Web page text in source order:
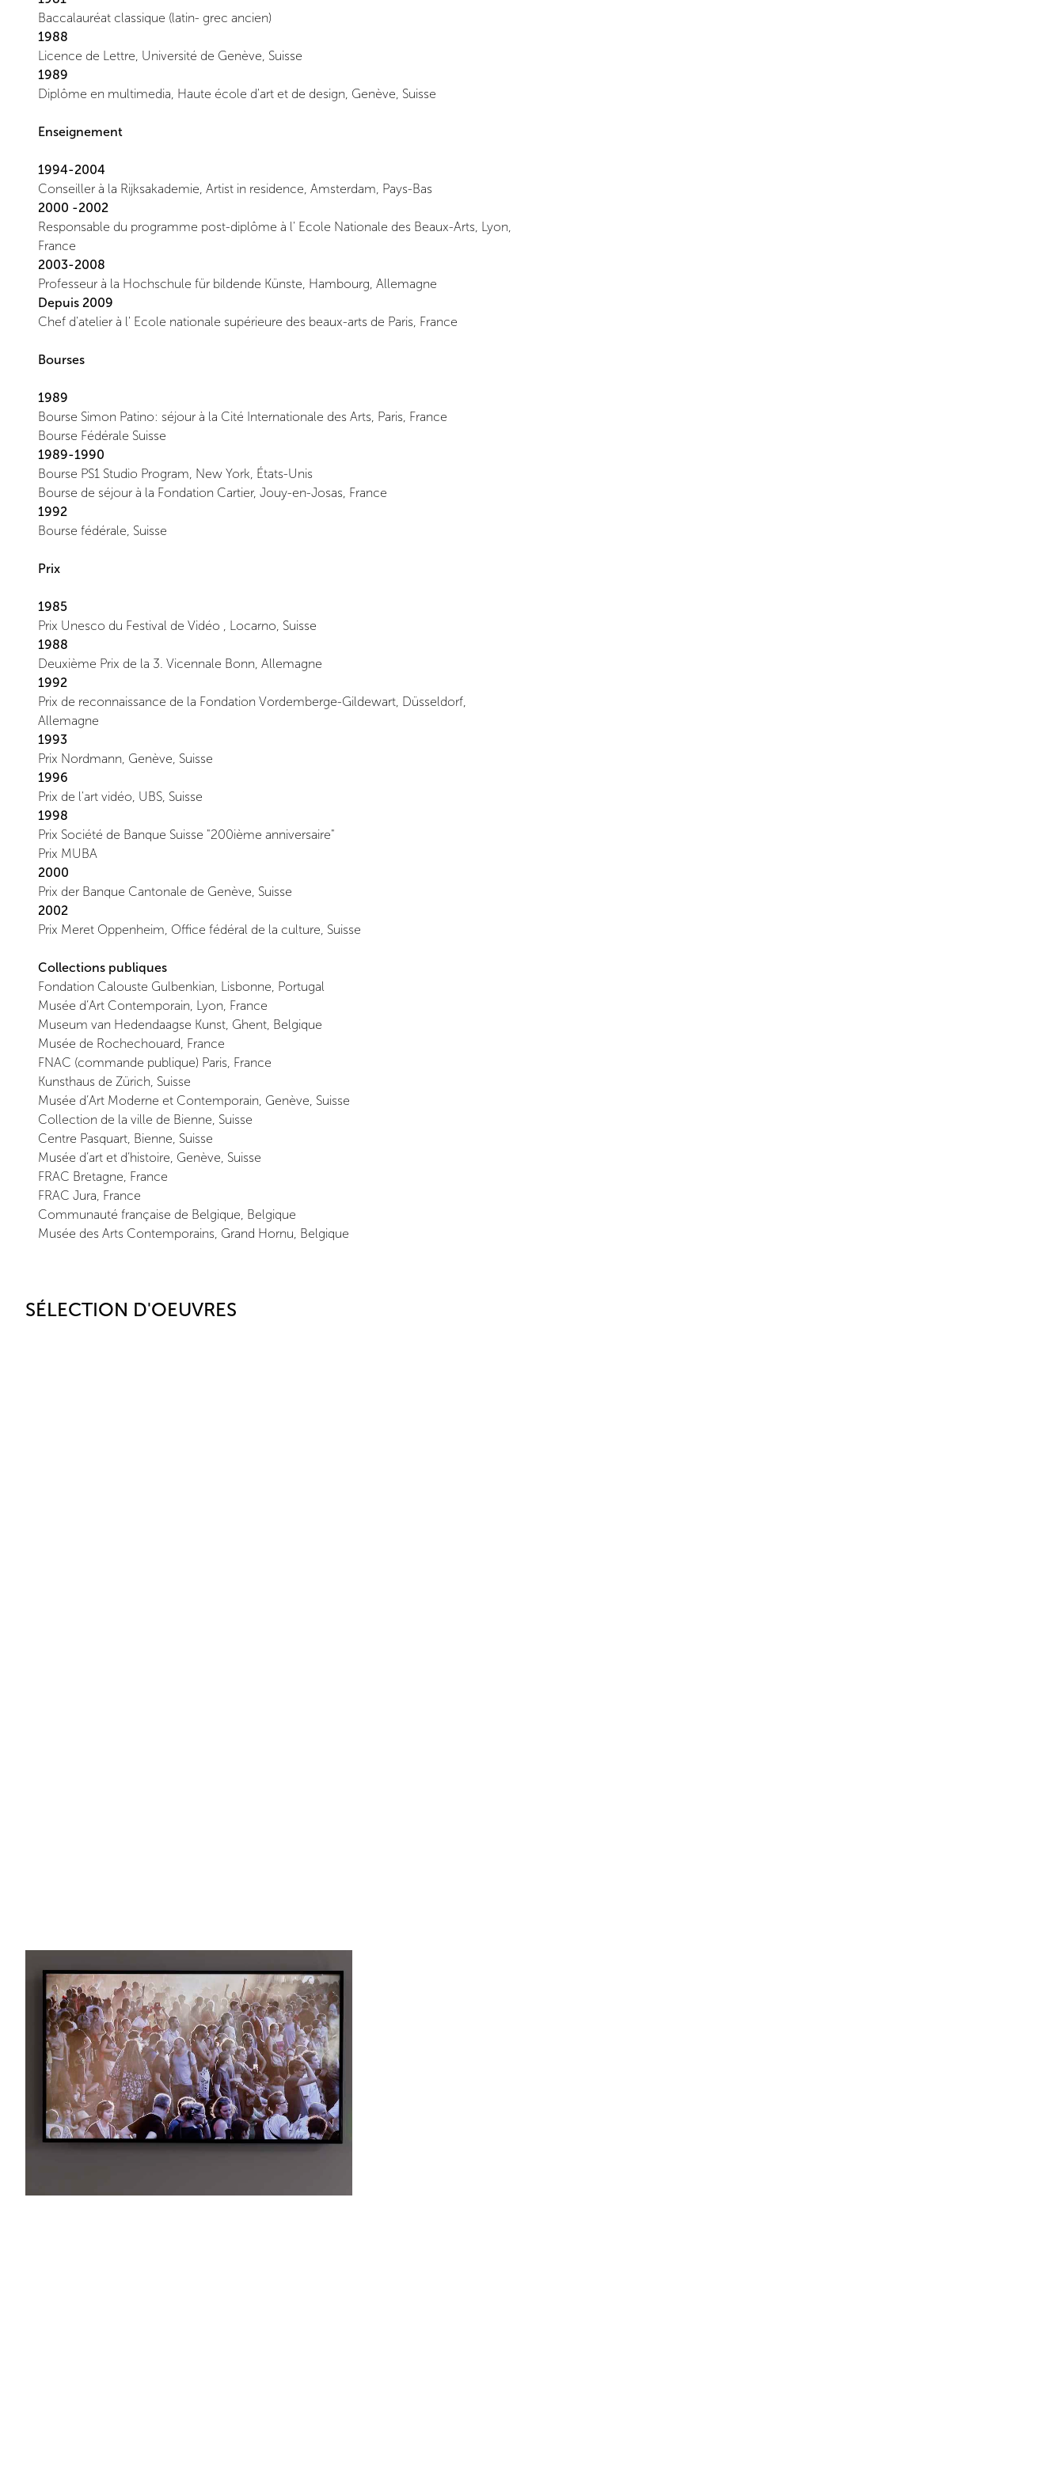
Baccalauréat classique (latin- grec ancien)
1988
Licence de Lettre, Université de Genève, Suisse
1989
Diplôme en multimedia, Haute école d'art et de design, Genève, Suisse
Enseignement
1994-2004
Conseiller à la Rijksakademie, Artist in residence, Amsterdam, Pays-Bas
2000 -2002
Responsable du programme post-diplôme à l' Ecole Nationale des Beaux-Arts, Lyon,
France
2003-2008
Professeur à la Hochschule für bildende Künste, Hambourg, Allemagne
Depuis 2009
Chef d'atelier à l' Ecole nationale supérieure des beaux-arts de Paris, France
Bourses
1989
Bourse Simon Patino: séjour à la Cité Internationale des Arts, Paris, France
Bourse Fédérale Suisse
1989-1990
Bourse PS1 Studio Program, New York, États-Unis
Bourse de séjour à la Fondation Cartier, Jouy-en-Josas, France
1992
Bourse fédérale, Suisse
Prix
1985
Prix Unesco du Festival de Vidéo , Locarno, Suisse
1988
Deuxième Prix de la 3. Vicennale Bonn, Allemagne
1992
Prix de reconnaissance de la Fondation Vordemberge-Gildewart, Düsseldorf,
Allemagne
1993
Prix Nordmann, Genève, Suisse
1996
Prix de l'art vidéo, UBS, Suisse
1998
Prix Société de Banque Suisse "200ième anniversaire"
Prix MUBA
2000
Prix der Banque Cantonale de Genève, Suisse
2002
Prix Meret Oppenheim, Office fédéral de la culture, Suisse
Collections publiques
Fondation Calouste Gulbenkian, Lisbonne, Portugal
Musée d’Art Contemporain, Lyon, France
Museum van Hedendaagse Kunst, Ghent, Belgique
Musée de Rochechouard, France
FNAC (commande publique) Paris, France
Kunsthaus de Zürich, Suisse
Musée d’Art Moderne et Contemporain, Genève, Suisse
Collection de la ville de Bienne, Suisse
Centre Pasquart, Bienne, Suisse
Musée d’art et d’histoire, Genève, Suisse
FRAC Bretagne, France
FRAC Jura, France
Communauté française de Belgique, Belgique
Musée des Arts Contemporains, Grand Hornu, Belgique
SÉLECTION D'OEUVRES